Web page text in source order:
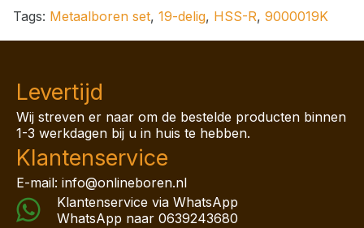
Tags: Metaalboren set, 19-delig, HSS-R, 9000019K
Levertijd
Wij streven er naar om de bestelde producten binnen
1-3 werkdagen bij u in huis te hebben.
Klantenservice
E-mail: info@onlineboren.nl
Klantenservice via WhatsApp
WhatsApp naar 0639243680